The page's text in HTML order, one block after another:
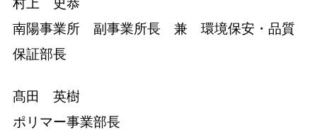
村上 史恭
南陽事業所 副事業所長 兼 環境保安・品質
保証部長
髙田 英樹
ポリマー事業部長